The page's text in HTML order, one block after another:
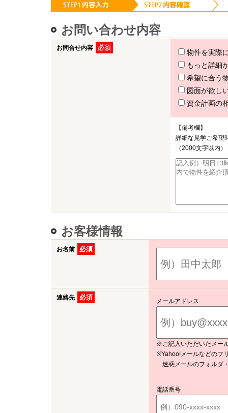
お問い合わせ内容
お問合せ内容 必須
物件を実際
もっと詳細
希望に合う
図面が欲し
資金計画の
【備考欄】
詳細な見学ご希望
（2000文字以内）
お客様情報
お名前 必須
連絡先 必須 メールアドレス
※ご記入いただいたメー
※Yahoo!メールなどのフ
迷惑メールのフォルダ
電話番号